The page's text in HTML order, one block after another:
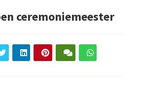
ceremoniemeester